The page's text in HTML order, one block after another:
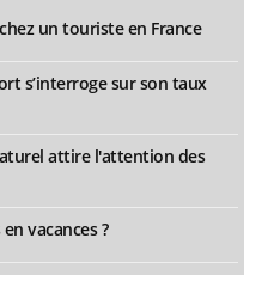
un touriste en France
s’interroge sur son taux
attire l'attention des
vacances ?